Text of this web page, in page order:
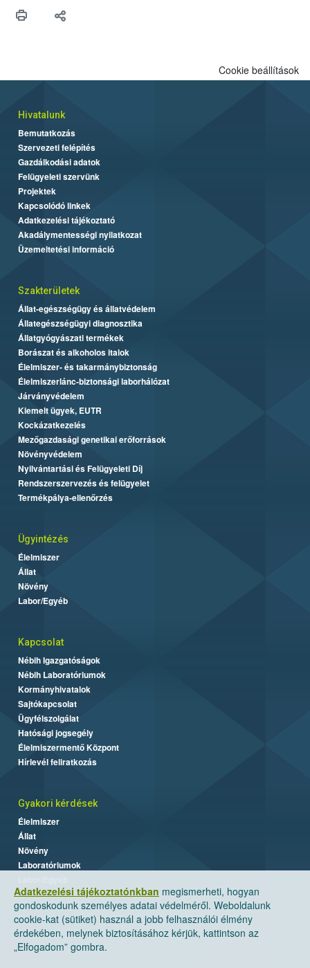
felhasználók számára is elérhető és ökológiai termesztésben is
Adatkezelési tájékoztatónkban megismerheti, hogyan
gondoskodunk személyes adatai védelméről. Weboldalunk
cookie-kat (sütiket) használ a jobb felhasználói élmény
érdekében, melynek biztosításához kérjük, kattintson az
„Elfogadom” gombra.
Cookie beállítások
Hivatalunk
Bemutatkozás
Szervezeti felépítés
Gazdálkodási adatok
Felügyeleti szervünk
Projektek
Kapcsolódó linkek
Adatkezelési tájékoztató
Akadálymentességi nyilatkozat
Üzemeltetési információ
Szakterületek
Állat-egészségügy és állatvédelem
Állategészségügyi diagnosztika
Állatgyógyászati termékek
Borászat és alkoholos italok
Élelmiszer- és takarmánybiztonság
Élelmiszerlánc-biztonsági laborhálózat
Járványvédelem
Kiemelt ügyek, EUTR
Kockázatkezelés
Mezőgazdasági genetikai erőforrások
Növényvédelem
Nyilvántartási és Felügyeleti Díj
Rendszerszervezés és felügyelet
Termékpálya-ellenőrzés
Ügyintézés
Élelmiszer
Állat
Növény
Labor/Egyéb
Kapcsolat
Nébih Igazgatóságok
Nébih Laboratóriumok
Kormányhivatalok
Sajtókapcsolat
Ügyfélszolgálat
Hatósági jogsegély
Élelmiszermentő Központ
Hírlevél feliratkozás
Gyakori kérdések
Élelmiszer
Állat
Növény
Laboratóriumok